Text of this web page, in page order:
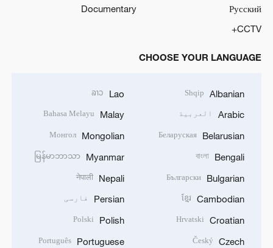
Русский
Documentary
CCTV+
CHOOSE YOUR LANGUAGE
Albanian
Shqip
Arabic العربية
Belarusian
Беларуская
Bengali
বাংলা
Bulgarian
Български
Cambodian
ខ្មែរ
Croatian
Hrvatski
Czech
Český
Lao
ລາວ
Malay
Bahasa Melayu
Mongolian
Монгол
Myanmar
မြန်မာဘာသာ
Nepali
नेपाली
Persian فارسی
Polish
Polski
Portuguese
Português